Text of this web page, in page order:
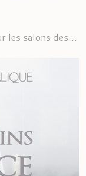
N'hésitez pas à venir nous rencontrer sur les salons des vins